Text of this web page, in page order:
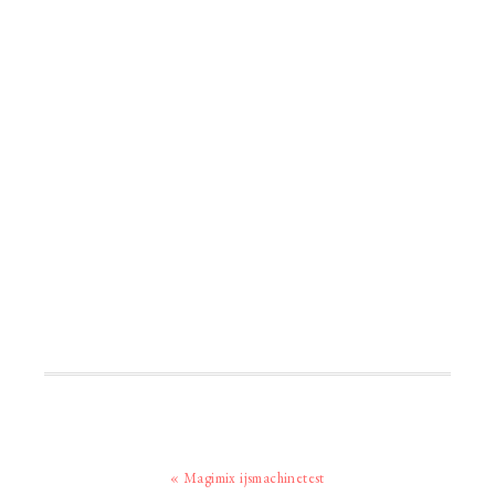
Vorig
« Magimix ijsmachinetest